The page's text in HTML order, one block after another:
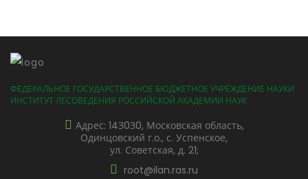
ФЕДЕРАЛЬНОЕ ГОСУДАРСТВЕННОЕ БЮДЖЕТНОЕ УЧРЕЖДЕНИЕ НАУКИ
ИНСТИТУТ ЛЕСОВЕДЕНИЯ РОССИЙСКОЙ АКАДЕМИИ НАУК
Адрес: 14З0З0, Московская область,
Одинцовский г.о., с. Успенское,
ул. Советская, д. 21;
root@ilan.ras.ru